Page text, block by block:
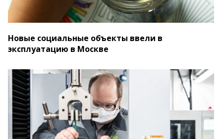
Новые социальные объекты ввели в
эксплуатацию в Москве